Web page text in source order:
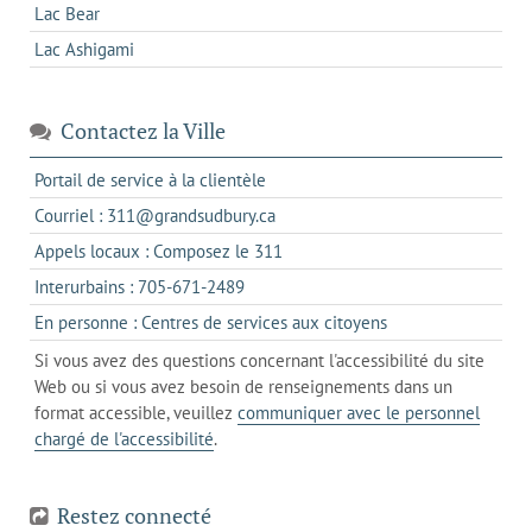
Lac Bear
Lac Ashigami
Contactez la Ville
Portail de service à la clientèle
dans
un
nouvel
Courriel : 311@grandsudbury.cas'ouvre
dans
votre
de
messagerie
Appels locaux : Composez le 311
dans
un
client
de
votre
téléphone
Interurbains : 705-671-2489s'ouvre
dans
un
client
de
votre
En personne : Centres de services aux citoyenss'ouvre
dans
l'onglet
actuel
Si vous avez des questions concernant l'accessibilité du site
Web ou si vous avez besoin de renseignements dans un
format accessible, veuillez communiquer avec le personnel
chargé de l'accessibilité.
Restez connecté